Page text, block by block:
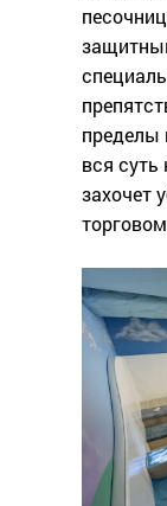
пределы
вся суть
захочет